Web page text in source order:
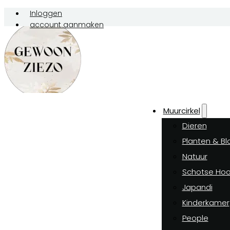
Inloggen
account aanmaken
Muurcirkel
Dieren
Planten &
Natuur
Schotse
Japandi
Kinderkamer
People